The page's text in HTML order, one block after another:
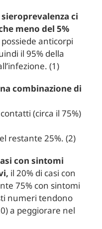
ci
meno del 5%
anticorpi
il 95% della
(1)
combinazione di
(circa il 75%)
restante 25%. (2)
con sintomi
il 20% di casi con
75% con sintomi
numeri tendono
a peggiorare nel